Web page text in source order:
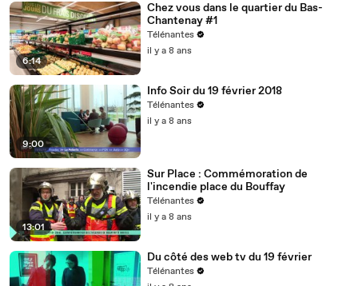
6:14
Chez vous dans le quartier du Bas-
Chantenay #1
Télénantes
il y a 8 ans
9:00
Info Soir du 19 février 2018
Télénantes
il y a 8 ans
13:01
Sur Place : Commémoration de
l'incendie place du Bouffay
Télénantes
il y a 8 ans
Du côté des web tv du 19 février
Télénantes